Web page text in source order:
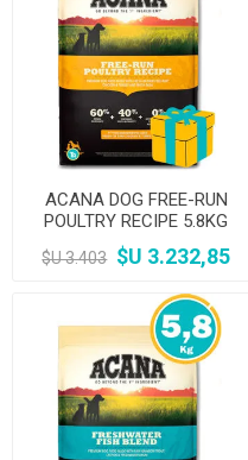
ACANA DOG FREE-RUN
POULTRY RECIPE 5.8KG
$U 3.403 $U 3.232,85